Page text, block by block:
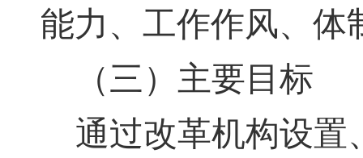
能力、工作作风、体
（三）主要目标
通过改革机构设置